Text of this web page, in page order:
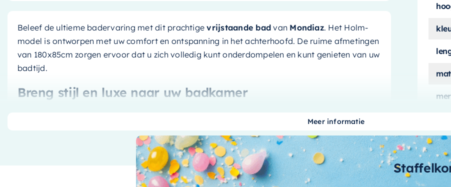
Beleef de ultieme badervaring met dit prachtigevrijstaande bad van Mondiaz. Het Holm-
model is ontworpen met uw comfort en ontspanning in het achterhoofd. De ruime afmetingen
van 180x85cm zorgen ervoor dat u zich volledig kunt onderdompelen en kunt genieten van uw
badtijd.
Breng stijl en luxe naar uw badkamer
binnenkant, voegt dit bad een vleugje kleur en
klasse toe aan elke badkamer. Het vrijstaande ontwerp creëert een luxueus en modern
gevoel, terwijl het tegelijkertijd veelzijdig genoeg is om te passen bij verschillende stijlen en
Meer informatie